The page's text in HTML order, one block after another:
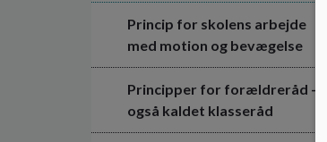
Princip for skolens arbejde
med motion og bevægelse
Principper for forældreråd -
også kaldet klasseråd